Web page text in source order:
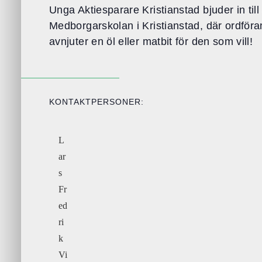
Unga Aktiesparare Kristianstad bjuder in
Medborgarskolan i Kristianstad, där
avnjuter en öl eller matbit för den som vill!
KONTAKTPERSONER:
ar
Fr
ed
Vi